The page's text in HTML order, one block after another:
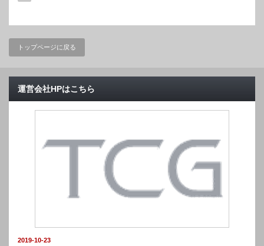
トップページに戻る
運営会社HPはこちら
2019-10-23